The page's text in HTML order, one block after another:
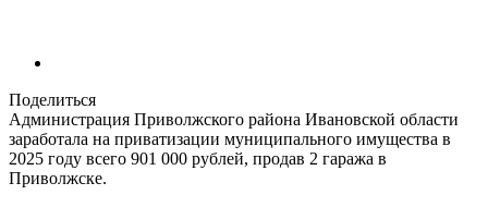
Поделиться
Администрация Приволжского района Ивановской области
заработала на приватизации муниципального имущества в
2025 году всего 901 000 рублей, продав 2 гаража в
Приволжске.